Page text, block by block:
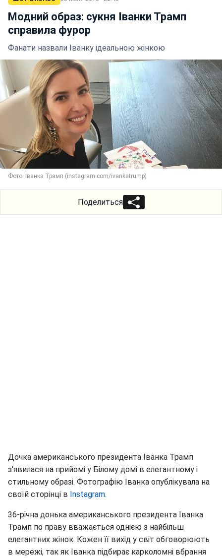
Модний образ: сукня Іванки Трамп
справила фурор
Фанати назвали Іванку ідеальною жінкою
Фото: Іванка Трамп (instagram.com/ivankatrump)
Поделиться
Дочка американського президента Іванка Трамп
з'явилася на прийомі у Білому домі в елегантному і
стильному образі. Фотографію Іванка опублікувала на
своїй сторінці в Instagram.
36-річна донька американського президента Іванка
Трамп по праву вважається однією з найбільш
елегантних жінок. Кожен її вихід у світ обговорюють
в мережі, так як Іванка підбирає карколомні вбрання